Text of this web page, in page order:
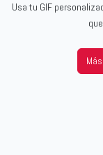
Usa tu GIF